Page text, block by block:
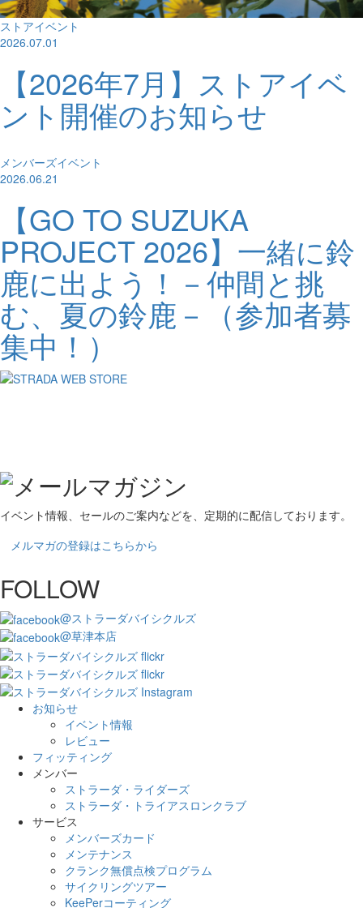
ストアイベント
2026.07.01
【2026年7月】ストアイベ
ント開催のお知らせ
メンバーズイベント
2026.06.21
【GO TO SUZUKA
PROJECT 2026】一緒に鈴
鹿に出よう！－仲間と挑
む、夏の鈴鹿－（参加者募
集中！）
イベント情報、セールのご案内などを、定期的に配信しております。
メルマガの登録はこちらから
FOLLOW
@ストラーダバイシクルズ
@草津本店
お知らせ
イベント情報
レビュー
フィッティング
メンバー
ストラーダ・ライダーズ
ストラーダ・トライアスロンクラブ
サービス
メンバーズカード
メンテナンス
クランク無償点検プログラム
サイクリングツアー
KeePerコーティング